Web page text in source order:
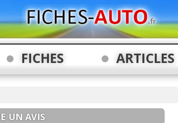
FICHES ARTICLES
UN AVIS